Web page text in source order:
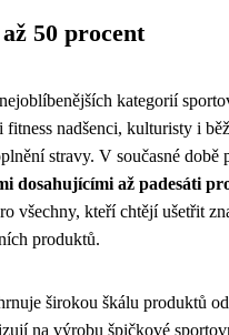
50 procent
kategorií
fitness nadšenci, kulturisty i
stravy. V současné době
dosahujícími až padesáti
všechny, kteří chtějí ušetřit
produktů.
širokou škálu produktů
na výrobu špičkové